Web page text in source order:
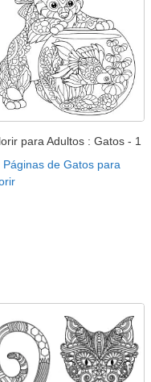
para Adultos : Gatos - 1
Páginas de Gatos para